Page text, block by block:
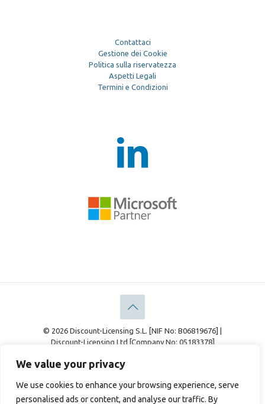
We value your privacy
We use cookies to enhance your browsing experience, serve
personalised ads or content, and analyse our traffic. By
Contattaci
Gestione dei Cookie
Politica sulla riservatezza
Aspetti Legali
Termini e Condizioni
© 2026 Discount-Licensing S.L. [NIF No: B06819676] |
Discount-Licensing Ltd [Company No: 05183378]
Aspetti Legali
Gestione dei Cookie